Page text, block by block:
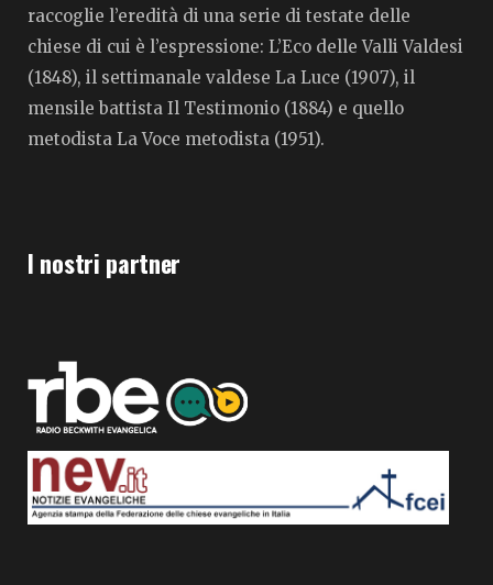
raccoglie l’eredità di una serie di testate delle
chiese di cui è l’espressione: L’Eco delle Valli Valdesi
(1848), il settimanale valdese La Luce (1907), il
mensile battista Il Testimonio (1884) e quello
metodista La Voce metodista (1951).
I nostri partner